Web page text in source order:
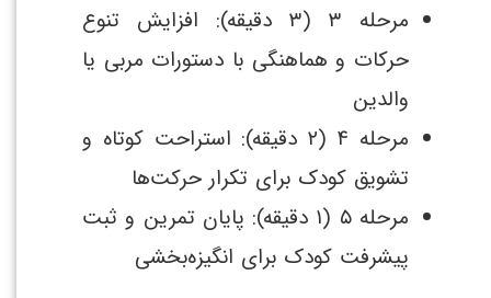
مرحله ۳ (۳ دقیقه): افزایش تنوع
حرکات و هماهنگی با دستورات مربی یا
والدین
مرحله ۴ (۲ دقیقه): استراحت کوتاه و
تشویق کودک برای تکرار حرکت‌ها
مرحله ۵ (۱ دقیقه): پایان تمرین و ثبت
پیشرفت کودک برای انگیزه‌بخشی